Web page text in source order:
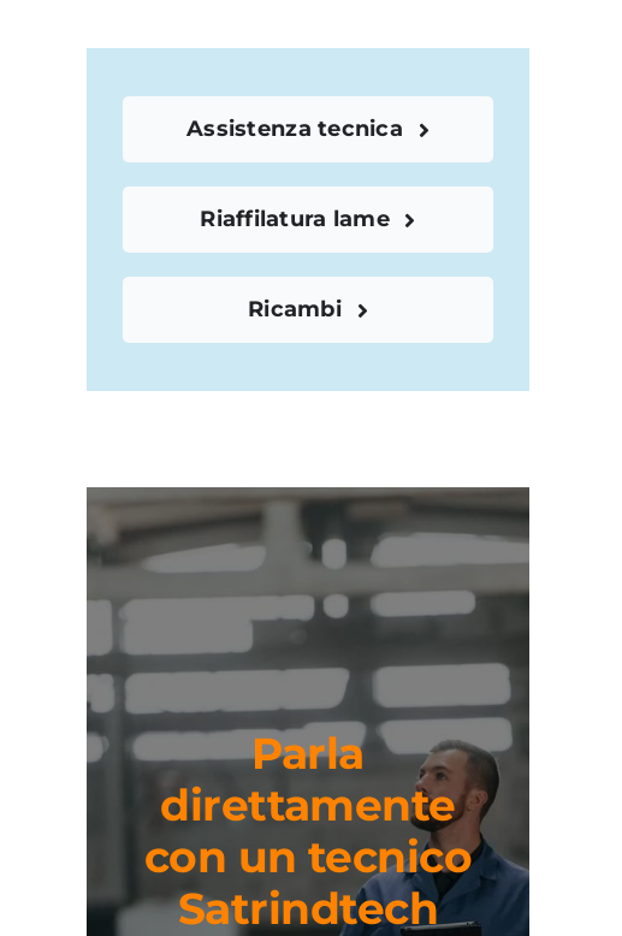
Assistenza tecnica
Riaffilatura lame
Ricambi
Parla
direttamente
con un tecnico
Satrindtech